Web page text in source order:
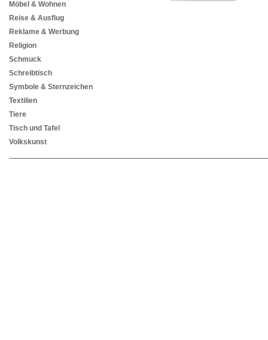
Möbel & Wohnen
Reise & Ausflug
Reklame & Werbung
Religion
Schmuck
Schreibtisch
Symbole & Sternzeichen
Textilien
Tiere
Tisch und Tafel
Volkskunst